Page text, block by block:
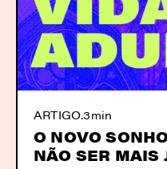
ARTIGO.3min
O NOVO
NÃO SER MAIS